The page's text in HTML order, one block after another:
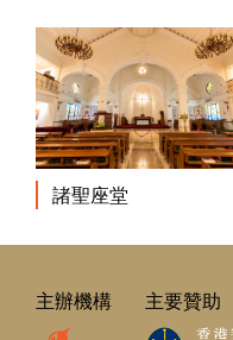
諸聖座堂
主辦機構 主要贊助